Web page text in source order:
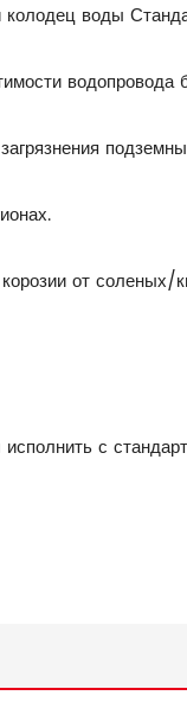
колодец воды
водопровода
от соленых/
исполнить с